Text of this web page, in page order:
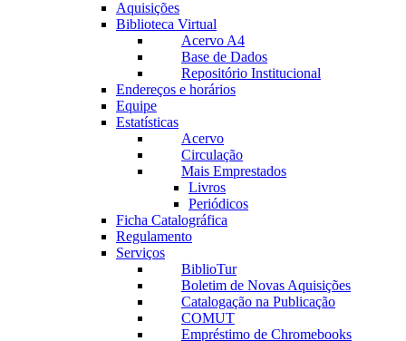
Aquisições
Biblioteca Virtual
Acervo A4
Base de Dados
Repositório Institucional
Endereços e horários
Equipe
Estatísticas
Acervo
Circulação
Mais Emprestados
Livros
Periódicos
Ficha Catalográfica
Regulamento
Serviços
BiblioTur
Boletim de Novas Aquisições
Catalogação na Publicação
COMUT
Empréstimo de Chromebooks